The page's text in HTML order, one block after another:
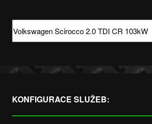
KONFIGURACE SLUŽEB: